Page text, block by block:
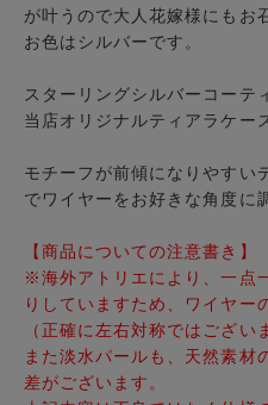
が叶うので大人花嫁様にもお
お色はシルバーです。
スターリングシルバーコーテ
当店オリジナルティアラケー
モチーフが前傾になりやすい
でワイヤーをお好きな角度に
【商品についての注意書き】
※海外アトリエにより、一点
りしていますため、ワイヤー
（正確に左右対称ではござい
また淡水パールも、天然素材
差がございます。